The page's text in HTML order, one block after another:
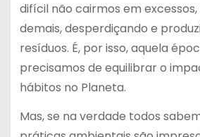
difícil não cairmos em
demais, desperdiçando e
resíduos. É, por isso, aquela
precisamos de equilibrar o
hábitos no Planeta.
Mas, se na verdade todos